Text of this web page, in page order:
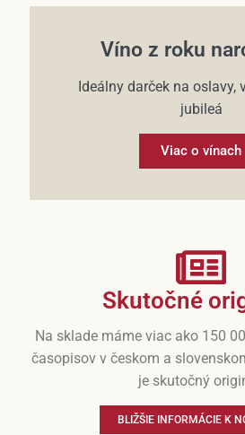
Víno z roku
Ideálny darček na oslavy,
jubileá
Viac o vínach
Skutočné
Na sklade máme viac ako 150
časopisov v českom a
je skutočný
BLIŽŠIE INFORMÁCIE K